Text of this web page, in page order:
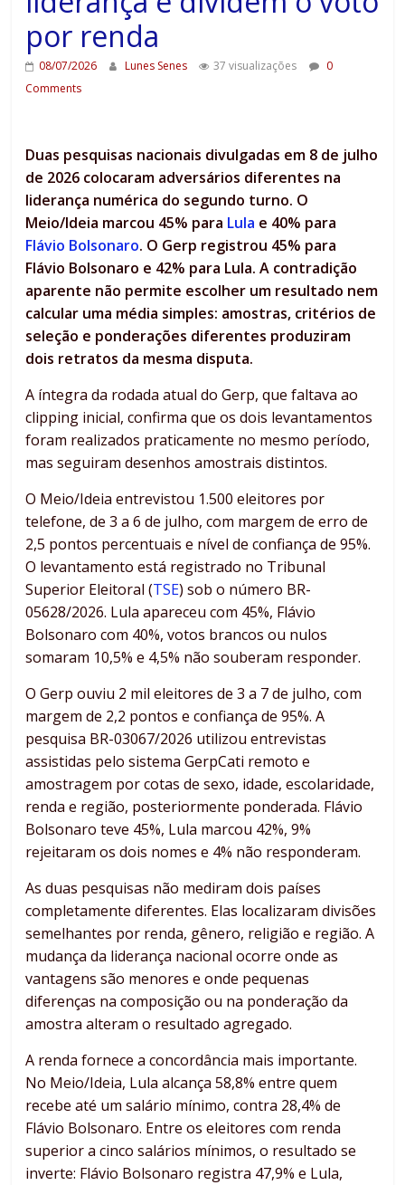
por renda
08/07/2026 Lunes Senes 37 visualizações
0
Comments
Duas pesquisas nacionais divulgadas em 8 de julho
de 2026 colocaram adversários diferentes na
liderança numérica do segundo turno. O
Meio/Ideia marcou 45% para Lula e 40% para
Flávio Bolsonaro. O Gerp registrou 45% para
Flávio Bolsonaro e 42% para Lula. A contradição
aparente não permite escolher um resultado nem
calcular uma média simples: amostras, critérios de
seleção e ponderações diferentes produziram
dois retratos da mesma disputa.
A íntegra da rodada atual do Gerp, que faltava ao
clipping inicial, confirma que os dois levantamentos
foram realizados praticamente no mesmo período,
mas seguiram desenhos amostrais distintos.
O Meio/Ideia entrevistou 1.500 eleitores por
telefone, de 3 a 6 de julho, com margem de erro de
2,5 pontos percentuais e nível de confiança de 95%.
O levantamento está registrado no Tribunal
Superior Eleitoral (TSE) sob o número BR-
05628/2026. Lula apareceu com 45%, Flávio
Bolsonaro com 40%, votos brancos ou nulos
somaram 10,5% e 4,5% não souberam responder.
O Gerp ouviu 2 mil eleitores de 3 a 7 de julho, com
margem de 2,2 pontos e confiança de 95%. A
pesquisa BR-03067/2026 utilizou entrevistas
assistidas pelo sistema GerpCati remoto e
amostragem por cotas de sexo, idade, escolaridade,
renda e região, posteriormente ponderada. Flávio
Bolsonaro teve 45%, Lula marcou 42%, 9%
rejeitaram os dois nomes e 4% não responderam.
As duas pesquisas não mediram dois países
completamente diferentes. Elas localizaram divisões
semelhantes por renda, gênero, religião e região. A
mudança da liderança nacional ocorre onde as
vantagens são menores e onde pequenas
diferenças na composição ou na ponderação da
amostra alteram o resultado agregado.
A renda fornece a concordância mais importante.
No Meio/Ideia, Lula alcança 58,8% entre quem
recebe até um salário mínimo, contra 28,4% de
Flávio Bolsonaro. Entre os eleitores com renda
superior a cinco salários mínimos, o resultado se
inverte: Flávio Bolsonaro registra 47,9% e Lula,